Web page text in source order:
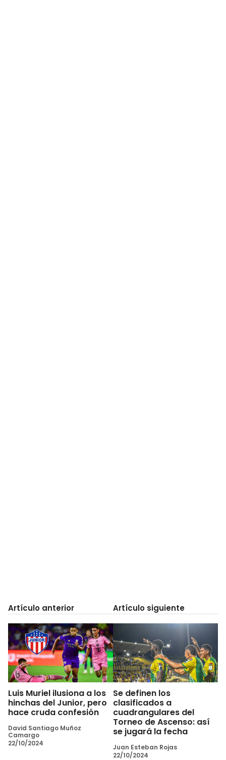
Artículo anterior
Luis Muriel ilusiona a los
hinchas del Junior, pero
hace cruda confesión
David Santiago Muñoz
Camargo
22/10/2024
Artículo siguiente
Se definen los
clasificados a
cuadrangulares del
Torneo de Ascenso: así
se jugará la fecha
Juan Esteban Rojas
22/10/2024